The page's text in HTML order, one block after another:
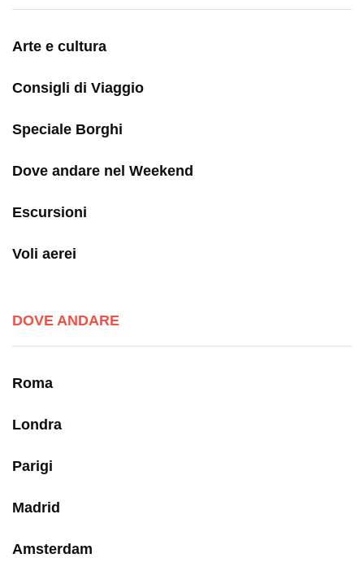
Arte e cultura
Consigli di Viaggio
Speciale Borghi
Dove andare nel Weekend
Escursioni
Voli aerei
DOVE ANDARE
Roma
Londra
Parigi
Madrid
Amsterdam